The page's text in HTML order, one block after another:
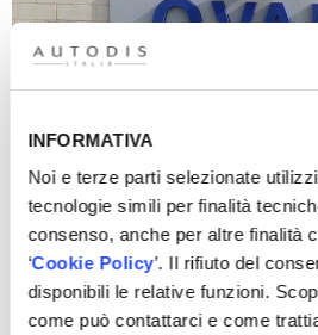
INFORMATIVA
Noi e terze parti selezionate
tecnologie simili per finalità
consenso, anche per altre finalità
‘Cookie Policy’. Il rifiuto del
disponibili le relative funzioni.
come può contattarci e come
Autodis Italia ha
all’evento online